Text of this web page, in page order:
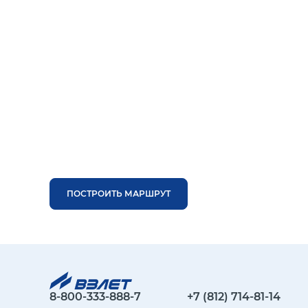
ПОСТРОИТЬ МАРШРУТ
8-800-333-888-7 +7 (812) 714-81-14